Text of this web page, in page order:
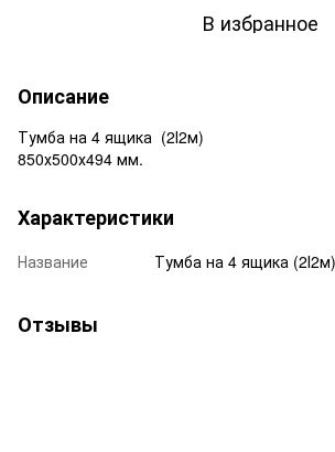
В избранное
Описание
Тумба на 4 ящика (2І2м)
850х500х494 мм.
Характеристики
Название Тумба на 4 ящика (2І2м)
Отзывы